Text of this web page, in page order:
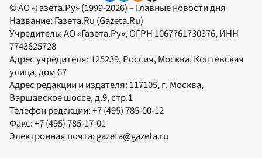
© АО «Газета.Ру» (1999-2026) – Главные новости дня
Название: Газета.Ru (Gazeta.Ru)
Учредитель:АО «Газета.Ру», ОГРН 1067761730376, ИНН
7743625728
Адрес учредителя: 125239, Россия, Москва, Коптевская
улица, дом 67
Адрес редакции и издателя: 117105, г. Москва,
Варшавское шоссе, д.9, стр.1
Телефон редакции:+7 (495) 785-00-12
Факс:+7 (495) 785-17-01
Электронная почта:gazeta@gazeta.ru